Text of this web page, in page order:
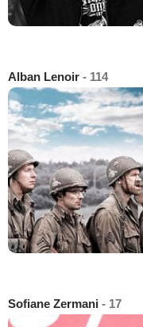
Alban Lenoir - 114
Sofiane Zermani - 17